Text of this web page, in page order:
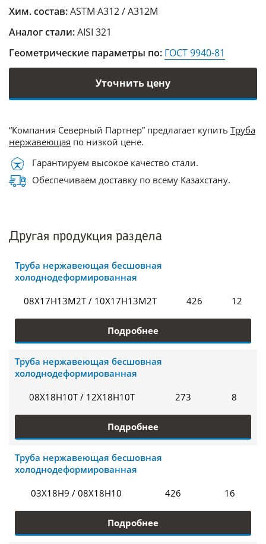
Хим. состав:ASTM A312 / A312M
Аналог стали:AISI 321
Геометрические параметры по: ГОСТ 9940-81
Уточнить цену
“Компания Северный Партнер” предлагает купить Труба
нержавеющая по низкой цене.
Гарантируем высокое качество стали.
Обеспечиваем доставку по всему Казахстану.
Другая продукция раздела
Труба нержавеющая бесшовная
холоднодеформированная
08Х17Н13М2Т / 10Х17Н13М2Т
426 12
Подробнее
Труба нержавеющая бесшовная
холоднодеформированная
08Х18Н10Т / 12Х18Н10Т
273 8
Подробнее
Труба нержавеющая бесшовная
холоднодеформированная
03Х18Н9 / 08Х18Н10
426 16
Подробнее